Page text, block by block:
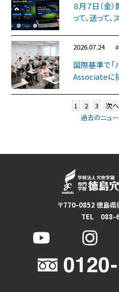
８月７日（
って、送って
2026.07.24 #
国際基準で「
Associateに
1 2 3 次へ
過去のニュ
〒770-0852 徳島
TEL 088-